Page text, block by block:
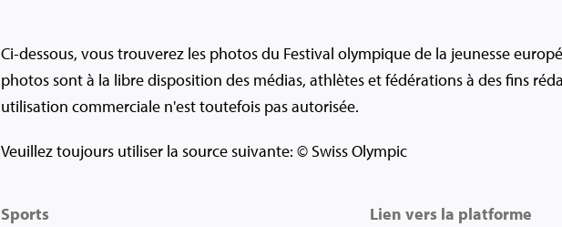
Ci-dessous, vous trouverez les photos du Festival olympique de la jeunesse
photos sont à la libre disposition des médias, athlètes et fédérations à des fins
utilisation commerciale n'est toutefois pas autorisée.
Veuillez toujours utiliser la source suivante: © Swiss Olympic
Sports Lien vers la platforme